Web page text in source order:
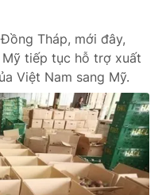
Tháp, mới đây,
tiếp tục hỗ trợ xuất
Việt Nam sang Mỹ.